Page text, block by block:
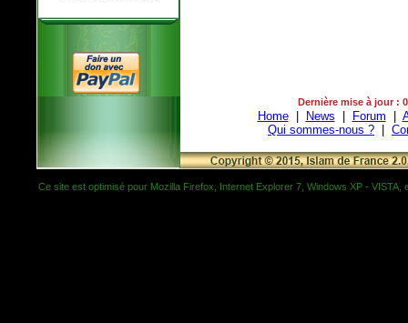
Dernière mise à jour :
Home| News Forum
Qui sommes-nous ?
Ce site est optimisé pour Mozilla Firefox, Internet Explorer 7, Windows XP -